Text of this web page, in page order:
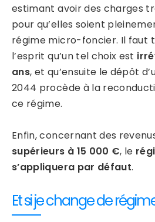
estimant avoir des charges
pour qu’elles soient
régime micro-foncier. Il faut
l’esprit qu’un tel choix est
ans, et qu’ensuite le dépôt
2044 procède à la
ce régime.
Enfin, concernant des
supérieurs à 15 000 €, le
s’appliquera par défaut.
Et si je change de